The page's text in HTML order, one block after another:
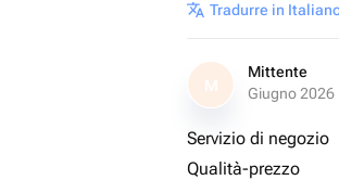
Tradurre in
M
Mittente
Giugno 2026
Servizio di negozio
Qualità-prezzo